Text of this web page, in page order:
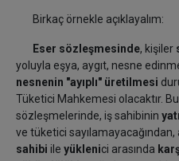
Birkaç örnekle açıklayalım:
Eser sözleşmesinde, kişiler
yoluyla eşya, aygıt, nesne
nesnenin "ayıplı" üretilmesi
Tüketici Mahkemesi olacaktır.
sözleşmelerinde, iş sahibinin
ve tüketici
sahibi ile yüklenici arasında